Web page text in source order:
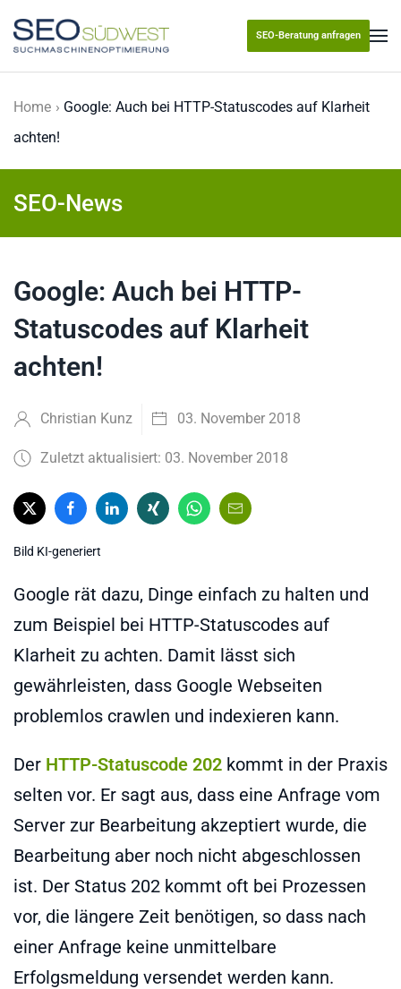
Skip to main content
SEO-Beratung anfragen
Home
Google: Auch bei HTTP-Statuscodes auf Klarheit
achten!
SEO-News
Google: Auch bei HTTP-
Statuscodes auf Klarheit
achten!
Christian Kunz 03. November 2018
Zuletzt aktualisiert: 03. November 2018
Bild KI-generiert
Google rät dazu, Dinge einfach zu halten und
zum Beispiel bei HTTP-Statuscodes auf
Klarheit zu achten. Damit lässt sich
gewährleisten, dass Google Webseiten
problemlos crawlen und indexieren kann.
Der HTTP-Statuscode 202 kommt in der Praxis
selten vor. Er sagt aus, dass eine Anfrage vom
Server zur Bearbeitung akzeptiert wurde, die
Bearbeitung aber noch nicht abgeschlossen
ist. Der Status 202 kommt oft bei Prozessen
vor, die längere Zeit benötigen, so dass nach
einer Anfrage keine unmittelbare
Erfolgsmeldung versendet werden kann.